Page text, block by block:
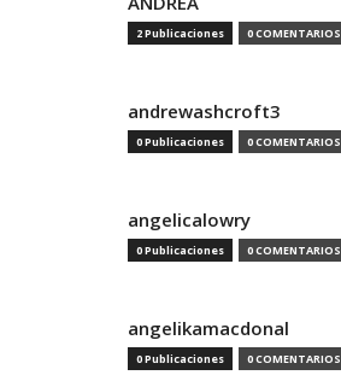
2 Publicaciones 0 COMENTARIOS
andrewashcroft3
0 Publicaciones 0 COMENTARIOS
angelicalowry
0 Publicaciones 0 COMENTARIOS
angelikamacdonal
0 Publicaciones 0 COMENTARIOS